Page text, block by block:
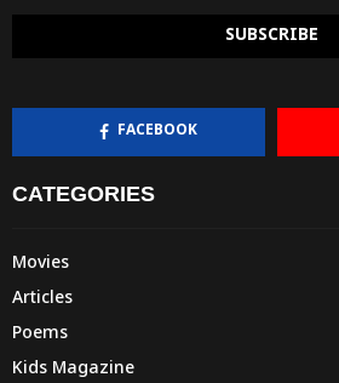
FACEBOOK
CATEGORIES
Movies
Articles
Poems
Kids Magazine